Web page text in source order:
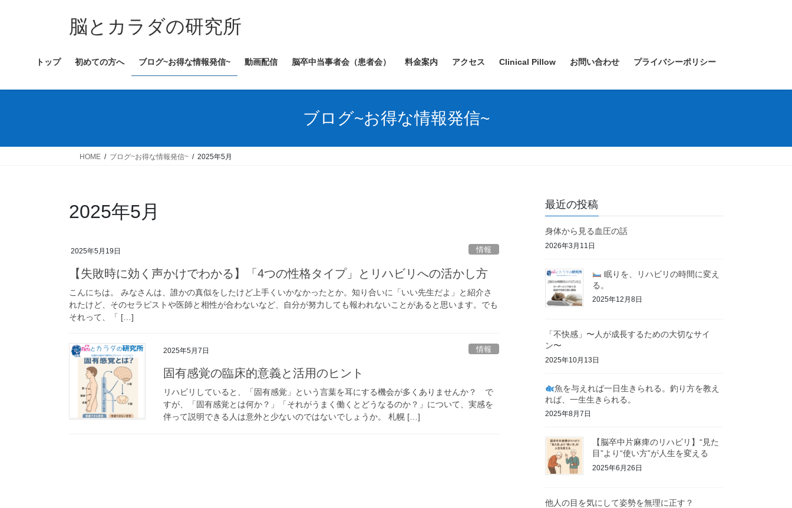
ス
ン
脳とカラダの研究所
トップ 初めての方へ ブログ~お得な情報発信~ 動画配信 脳卒中当事者会（患者会） 料金案内 アクセス Clinical Pillow お問い合わせ プライバシーポリシー
ブログ~お得な情報発信~
HOME ブログ~お得な情報発信~ 2025年5月
2025年5月
2025年5月19日 情報
【失敗時に効く声かけでわかる】「4つの性格タイプ」とリハビリへの活かし方
こんにちは。 みなさんは、誰かの真似をしたけど上手くいかなかったとか。知り合いに「いい先生だよ」と紹介さ
れたけど、そのセラピストや医師と相性が合わないなど、自分が努力しても報われないことがあると思います。でも
それって、「 […]
2025年5月7日 情報
固有感覚の臨床的意義と活用のヒント
リハビリしていると、「固有感覚」という言葉を耳にする機会が多くありませんか？ で
すが、「固有感覚とは何か？」「それがうまく働くとどうなるのか？」について、実感を
伴って説明できる人は意外と少ないのではないでしょうか。 札幌 […]
最近の投稿
身体から見る血圧の話
2026年3月11日
眠りを、リハビリの時間に変え
る。
2025年12月8日
「不快感」〜人が成長するための大切なサイ
ン〜
2025年10月13日
魚を与えれば一日生きられる。釣り方を教え
れば、一生生きられる。
2025年8月7日
【脳卒中片麻痺のリハビリ】“見た
目”より“使い方”が人生を変える
2025年6月26日
他人の目を気にして姿勢を無理に正す？